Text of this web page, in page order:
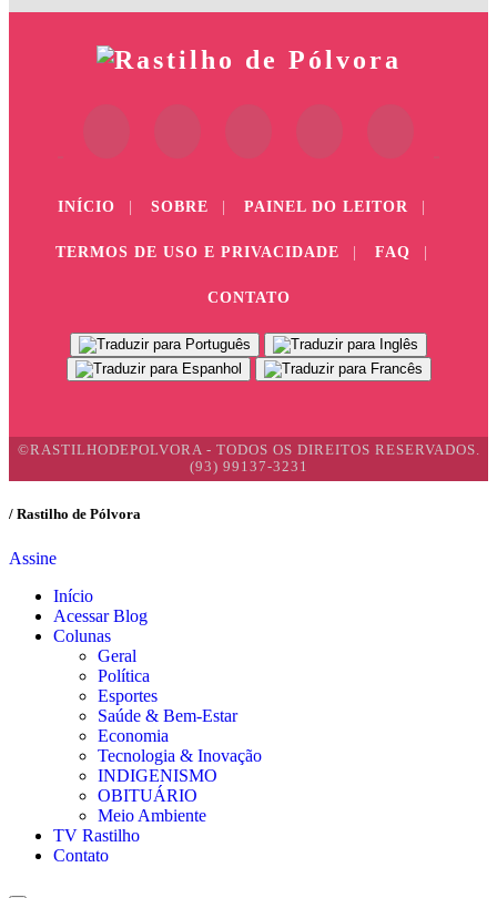
INÍCIO SOBRE PAINEL DO LEITOR
TERMOS DE USO E PRIVACIDADE FAQ
CONTATO
©RASTILHODEPOLVORA - TODOS OS DIREITOS RESERVADOS.
(93) 99137-3231
/ Rastilho de Pólvora
Assine
Início
Acessar Blog
Colunas
Geral
Política
Esportes
Saúde & Bem-Estar
Economia
Tecnologia & Inovação
INDIGENISMO
OBITUÁRIO
Meio Ambiente
TV Rastilho
Contato